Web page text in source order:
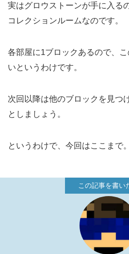
実はグロウストーンが手に入る
コレクションルームなのです。
各部屋に1ブロックあるので、
いというわけです。
次回以降は他のブロックを見つ
としましょう。
というわけで、今回はここまで